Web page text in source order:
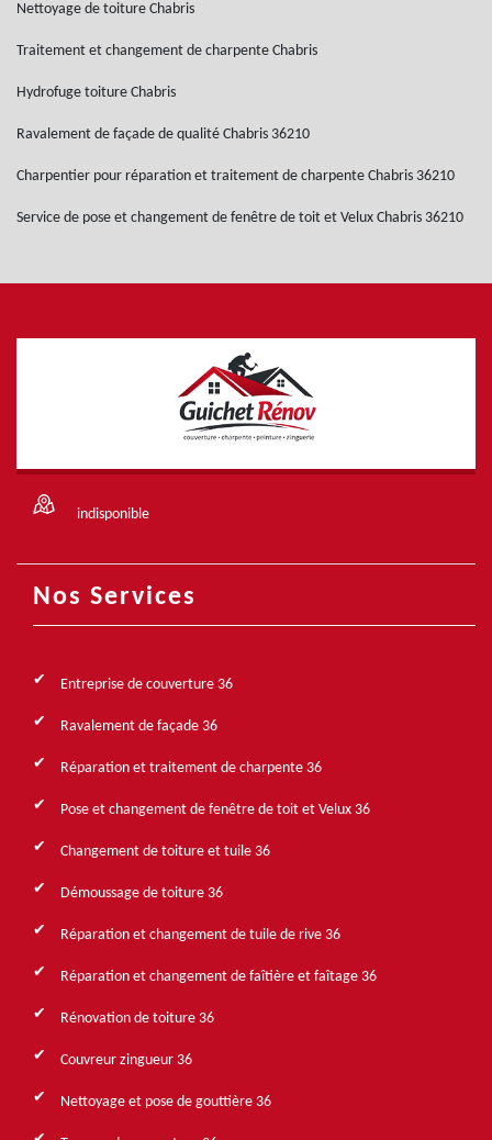
Nettoyage de toiture Chabris
Traitement et changement de charpente Chabris
Hydrofuge toiture Chabris
Ravalement de façade de qualité Chabris 36210
Charpentier pour réparation et traitement de charpente Chabris 36210
Service de pose et changement de fenêtre de toit et Velux Chabris 36210
indisponible
Nos Services
Entreprise de couverture 36
Ravalement de façade 36
Réparation et traitement de charpente 36
Pose et changement de fenêtre de toit et Velux 36
Changement de toiture et tuile 36
Démoussage de toiture 36
Réparation et changement de tuile de rive 36
Réparation et changement de faîtière et faîtage 36
Rénovation de toiture 36
Couvreur zingueur 36
Nettoyage et pose de gouttière 36